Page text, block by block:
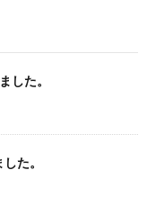
した。
た。